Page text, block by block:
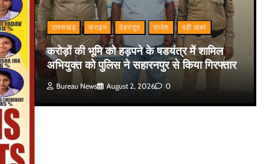
उत्तराखंड क्राइम देहरादून प्रदेश बड़ी खबर
करोड़ों की भूमि को हड़पने के षडयंत्र में शामिल
अभियुक्त को पुलिस ने सहारनपुर से किया गिरफ्तार
Bureau News August 2, 2026 0